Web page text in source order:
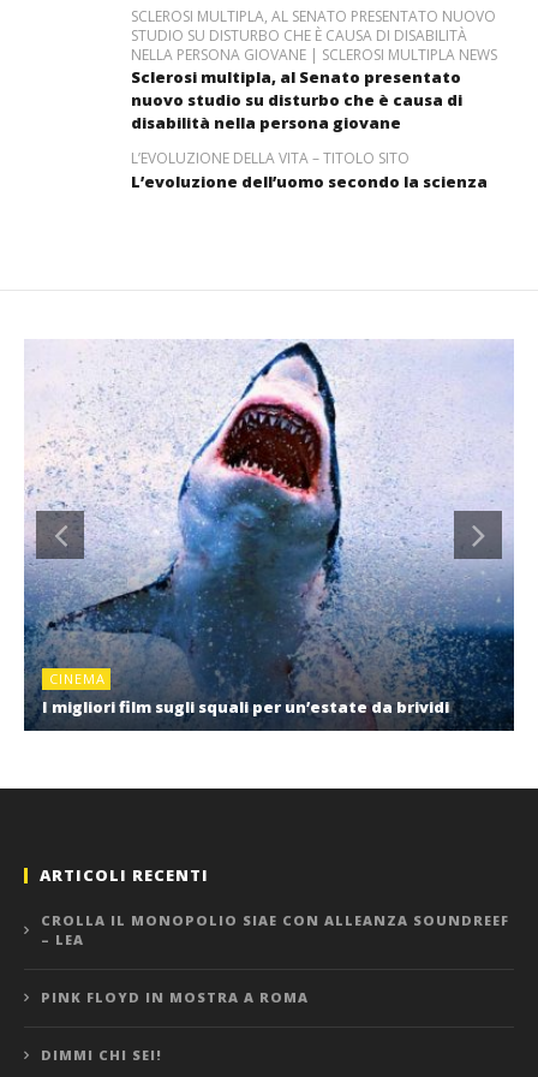
SCLEROSI MULTIPLA, AL SENATO PRESENTATO NUOVO
STUDIO SU DISTURBO CHE È CAUSA DI DISABILITÀ
NELLA PERSONA GIOVANE | SCLEROSI MULTIPLA NEWS
Sclerosi multipla, al Senato presentato
nuovo studio su disturbo che è causa di
disabilità nella persona giovane
L’EVOLUZIONE DELLA VITA – TITOLO SITO
L’evoluzione dell’uomo secondo la scienza
CINEMA
I migliori film sugli squali per un’estate da brividi
ARTICOLI RECENTI
CROLLA IL MONOPOLIO SIAE CON ALLEANZA SOUNDREEF
– LEA
PINK FLOYD IN MOSTRA A ROMA
DIMMI CHI SEI!